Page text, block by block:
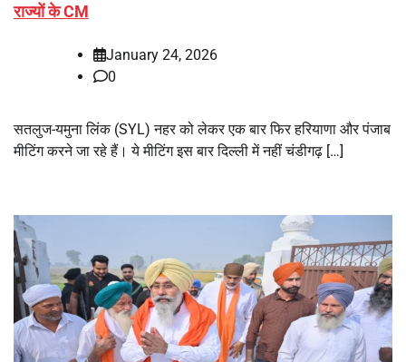
राज्यों के CM
January 24, 2026
0
सतलुज-यमुना लिंक (SYL) नहर को लेकर एक बार फिर हरियाणा और पंजाब
मीटिंग करने जा रहे हैं। ये मीटिंग इस बार दिल्ली में नहीं चंडीगढ़ […]